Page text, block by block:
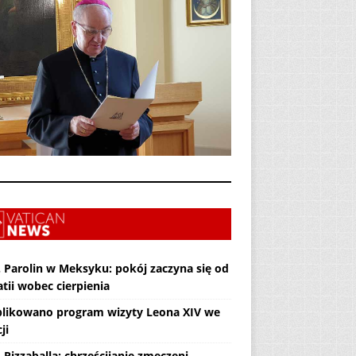
Parolin w Meksyku: pokój zaczyna się od
wobec cierpienia
program wizyty Leona XIV we